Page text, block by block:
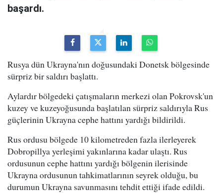
başardı.
Rusya dün Ukrayna'nın doğusundaki Donetsk bölgesinde
sürpriz bir saldırı başlattı.
Aylardır bölgedeki çatışmaların merkezi olan Pokrovsk'un
kuzey ve kuzeyoğusunda başlatılan sürpriz saldırıyla Rus
güçlerinin Ukrayna cephe hattını yardığı bildirildi.
Rus ordusu bölgede 10 kilometreden fazla ilerleyerek
Dobropillya yerleşimi yakınlarına kadar ulaştı. Rus
ordusunun cephe hattını yardığı bölgenin ilerisinde
Ukrayna ordusunun tahkimatlarının seyrek olduğu, bu
durumun Ukrayna savunmasını tehdit ettiği ifade edildi.